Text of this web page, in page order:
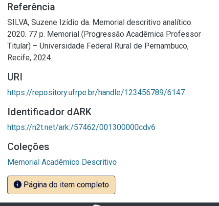
Referência
SILVA, Suzene Izídio da. Memorial descritivo analítico.
2020. 77 p. Memorial (Progressão Acadêmica Professor
Titular) – Universidade Federal Rural de Pernambuco,
Recife, 2024.
URI
https://repository.ufrpe.br/handle/123456789/6147
Identificador dARK
https://n2t.net/ark:/57462/001300000cdv6
Coleções
Memorial Acadêmico Descritivo
Página do item completo